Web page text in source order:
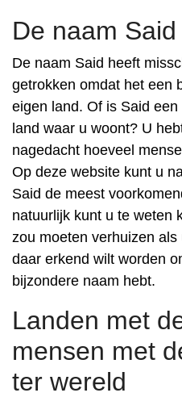
De naam
De naam Said heeft
getrokken omdat het een
eigen land. Of is Said
land waar u woont? U
nagedacht hoeveel
Op deze website kunt u
Said de meest
natuurlijk kunt u te weten
zou moeten verhuizen
daar erkend wilt worden
bijzondere naam hebt.
Landen met
mensen met
ter wereld